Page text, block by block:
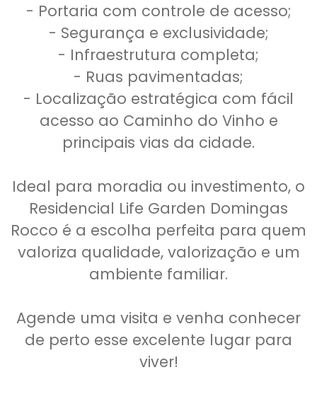
- Portaria com controle de acesso;
- Segurança e exclusividade;
- Infraestrutura completa;
- Ruas pavimentadas;
- Localização estratégica com fácil
acesso ao Caminho do Vinho e
principais vias da cidade.
Ideal para moradia ou investimento, o
Residencial Life Garden Domingas
Rocco é a escolha perfeita para quem
valoriza qualidade, valorização e um
ambiente familiar.
Agende uma visita e venha conhecer
de perto esse excelente lugar para
viver!